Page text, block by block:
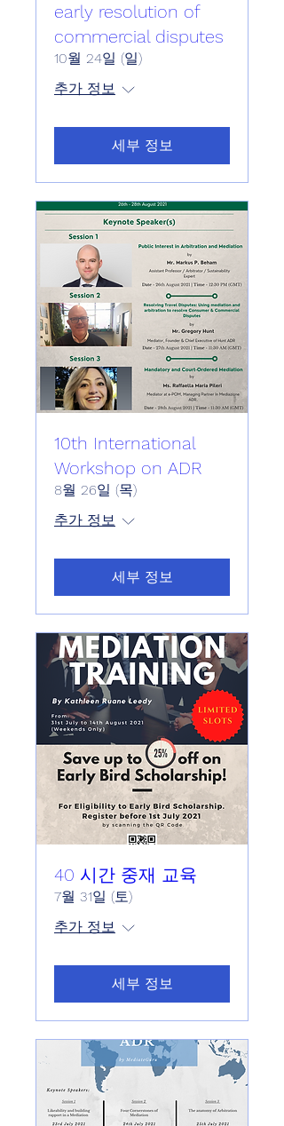
early resolution of
commercial disputes
10월 24일 (일)
추가 정보
세부 정보
10th International
Workshop on ADR
8월 26일 (목)
추가 정보
세부 정보
40 시간 중재 교육
7월 31일 (토)
추가 정보
세부 정보